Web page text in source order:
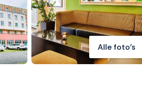
Alle foto's